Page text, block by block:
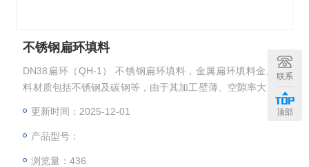
不锈钢扁环填料
DN38扁环（QH-1） 不锈钢扁环填料，金属扁环填料金属填
料材质包括不锈钢及碳钢等，由于其加工壁薄、空隙率大、通
量大、阻力小、又耐热、耐腐蚀、分离效果好，特别适用于真
更新时间：2025-12-01
产品型号：
浏览量：436
联系
顶部